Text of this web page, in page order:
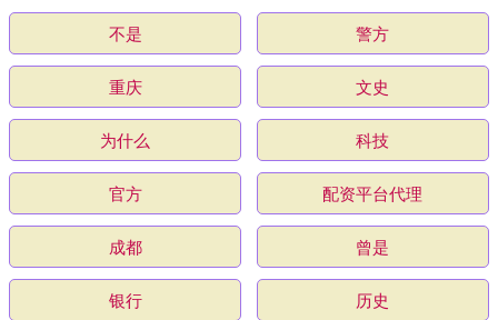
不是 警方
重庆 文史
为什么 科技
官方 配资平台代理
成都 曾是
银行 历史